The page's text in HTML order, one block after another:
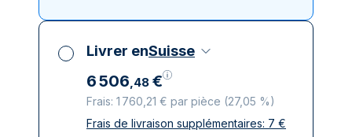
Livrer enSuisse
6506,48 €
Frais: 1 760,21 € par pièce (27,05 %)
Toutes taxes comprises
Frais de livraison supplémentaires: 7 €